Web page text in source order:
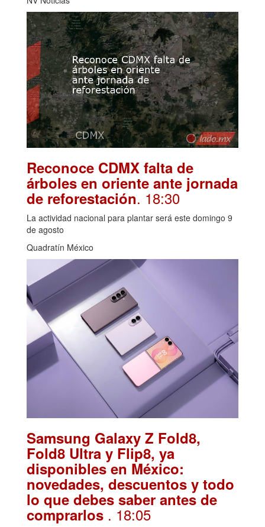
Reconoce CDMX falta de
árboles en oriente ante jornada
de reforestación. 18:30
La actividad nacional para plantar será este domingo 9
de agosto
Quadratín México
Samsung Galaxy Z Fold8,
Fold8 Ultra y Flip8, ya
disponibles en México:
novedades, descuentos y todo
lo que debes saber antes de
comprarlos . 18:05